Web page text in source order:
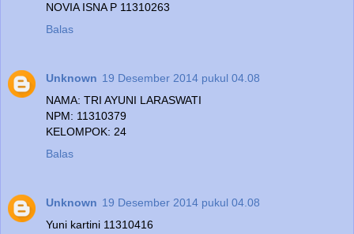
NOVIA ISNA P 11310263
Balas
Unknown 19 Desember 2014 pukul 04.08
NAMA: TRI AYUNI LARASWATI
NPM: 11310379
KELOMPOK: 24
Balas
Unknown 19 Desember 2014 pukul 04.08
Yuni kartini 11310416